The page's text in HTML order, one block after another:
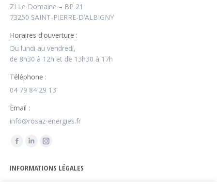
ZI Le Domaine – BP 21
73250 SAINT-PIERRE-D’ALBIGNY
Horaires d'ouverture :
Du lundi au vendredi,
de 8h30 à 12h et de 13h30 à 17h
Téléphone :
04 79 84 29 13
Email :
info@rosaz-energies.fr
Trouvez nous sur :
La
Facebook
LinkedIn
La
Instagram
INFORMATIONS LÉGALES